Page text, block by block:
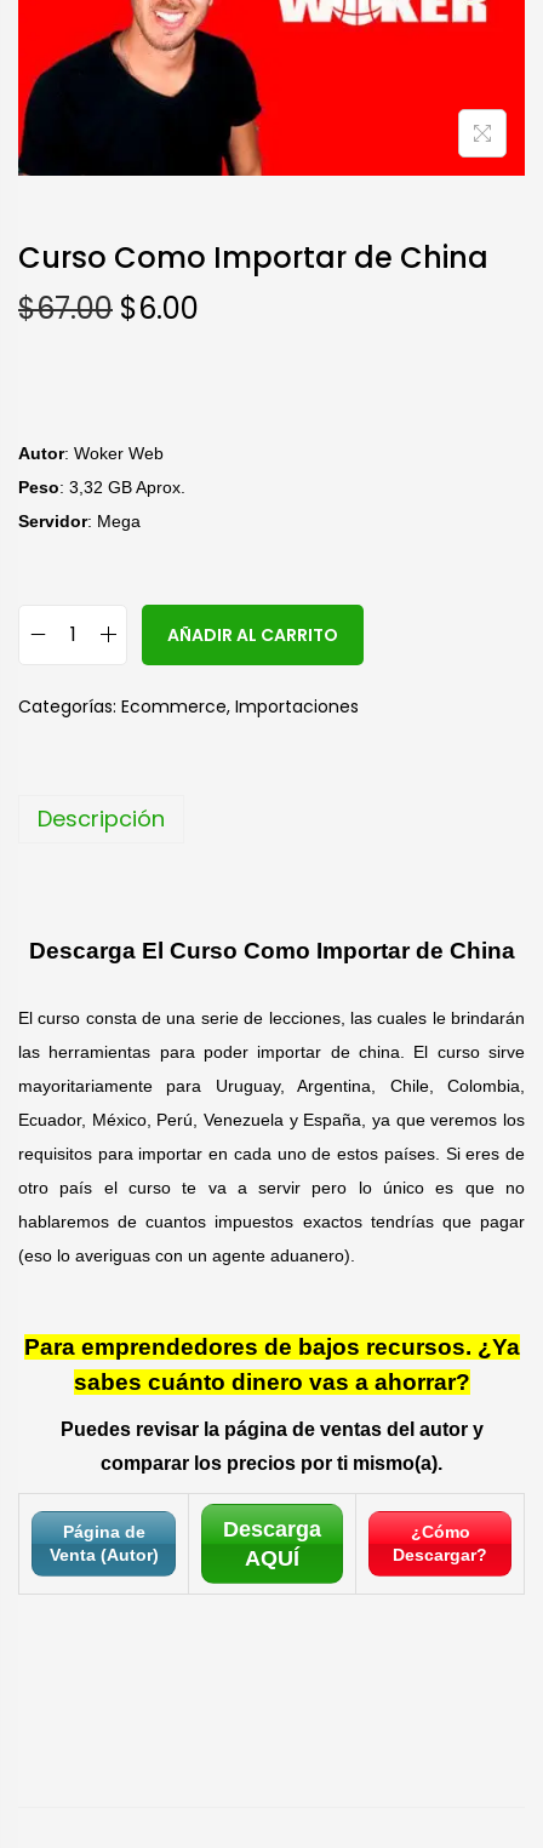
Curso Como Importar de China
$67.00 $6.00
Autor: Woker Web
Peso: 3,32 GB Aprox.
Servidor: Mega
AÑADIR AL CARRITO
e
Categorías: Ecommerce, Importaciones
Descripción
Descarga El Curso Como Importar de China
El curso consta de una serie de lecciones, las cuales le brindarán
las herramientas para poder importar de china. El curso sirve
mayoritariamente para Uruguay, Argentina, Chile, Colombia,
Ecuador, México, Perú, Venezuela y España, ya que veremos los
requisitos para importar en cada uno de estos países. Si eres de
otro país el curso te va a servir pero lo único es que no
hablaremos de cuantos impuestos exactos tendrías que pagar
(eso lo averiguas con un agente aduanero).
Para emprendedores de bajos recursos. ¿Ya
sabes cuánto dinero vas a ahorrar?
Puedes revisar la página de ventas del autor y
comparar los precios por ti mismo(a).
Página de
Venta (Autor)
Descarga
AQUÍ
¿Cómo
Descargar?